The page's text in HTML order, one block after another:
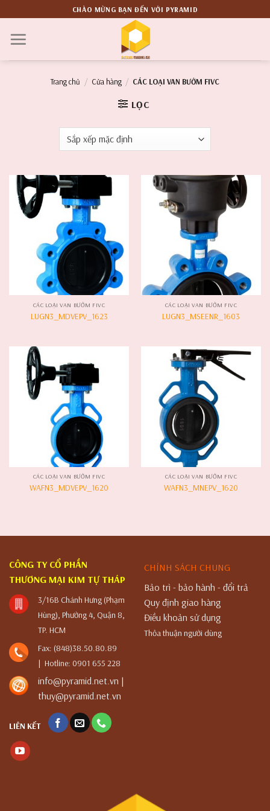
to
content
CHÀO MỪNG BẠN ĐẾN VỚI PYRAMID
Trang chủ / Cửa hàng / CÁC LOẠI VAN BƯỚM FIVC
LỌC
CÁC LOẠI VAN BƯỚM FIVC
LUGN3_MDVEPV_1623
CÁC LOẠI VAN BƯỚM FIVC
LUGN3_MSEENR_1603
CÁC LOẠI VAN BƯỚM FIVC
WAFN3_MDVEPV_1620
CÁC LOẠI VAN BƯỚM FIVC
WAFN3_MNEPV_1620
CÔNG TY CỔ PHẦN
THƯƠNG MẠI KIM TỰ THÁP
3/16B Chánh Hưng (Phạm
Hùng), Phường 4, Quận 8,
TP. HCM
Fax: (848)38.50.80.89
| Hotline: 0901 655 228
info@pyramid.net.vn |
thuy@pyramid.net.vn
LIÊN KẾT
CHÍNH SÁCH CHUNG
Bảo trì - bảo hành - đổi trả
Quy định giao hàng
Điều khoản sử dụng
Thỏa thuận người dùng